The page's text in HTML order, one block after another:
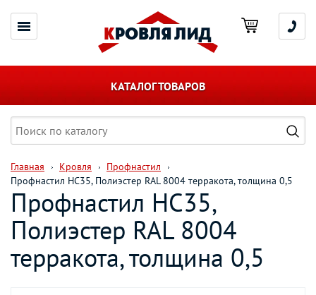
КАТАЛОГ ТОВАРОВ
Главная Кровля
Профнастил
Профнастил НС35, Полиэстер RAL 8004 терракота, толщина 0,5
Профнастил НС35,
Полиэстер RAL 8004
терракота, толщина 0,5